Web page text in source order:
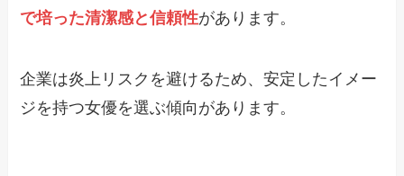
で培った清潔感と信頼性があります。
企業は炎上リスクを避けるため、安定したイメー
ジを持つ女優を選ぶ傾向があります。